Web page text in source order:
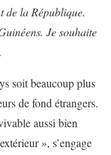
de la République.
Je souhaite
soit beaucoup plus
de fond étrangers.
aussi bien
», s’engage